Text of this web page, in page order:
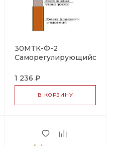
30МТК-Ф-2
Саморегулирующийся
кабель
1 236 ₽
В КОРЗИНУ